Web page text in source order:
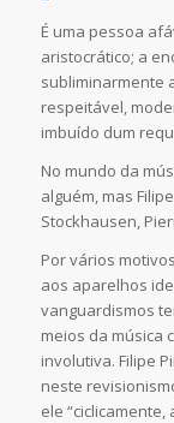
É uma pessoa
aristocrático; a
subliminarmente
respeitável,
imbuído dum
No mundo da
alguém, mas
Stockhausen,
Por vários
aos aparelhos
vanguardismos
meios da música
involutiva. Filipe
neste
ele